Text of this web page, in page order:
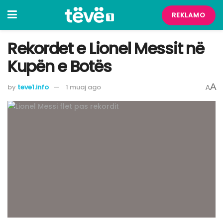
REKLAMO
Rekordet e Lionel Messit në
Kupën e Botës
by teve1.info 1 muaj ago AA